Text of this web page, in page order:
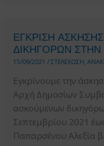
ΥΠΟ
ΠΡΟΣΚΛΗΣΗΣ
ΓΙΑ
ΤΗΝ
“ΚΑΤΑΣΚΕΥΗ
ΚΑΙ
ΕΓΚΡΙΣΗ
ΔΙΚΗΓΟΡΩΝ ΣΤΗΝ
15/09/2021/ΣΤΕΛΕΧΩΣΗ,
Εγκρίνουμε την
Αρχή Δημοσίων
ασκούμενων
Σεπτεμβρίου 2021
Παπαρσένου Αλεξία